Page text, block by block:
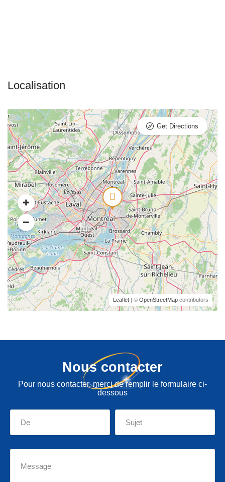
Leaflet | © OpenStreetMap contributors
Get Directions
Nous contacter
Pour nous contacter, merci de remplir le formulaire ci-
dessous